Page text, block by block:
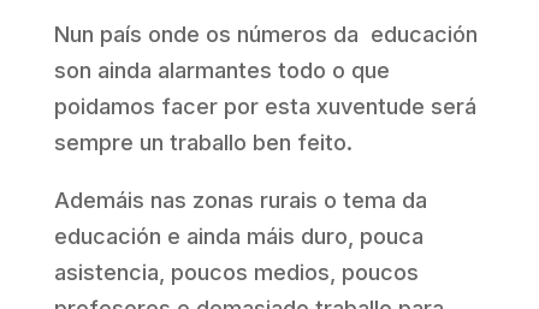
Nun país onde os números da educación
son ainda alarmantes todo o que
poidamos facer por esta xuventude será
sempre un traballo ben feito.
Ademáis nas zonas rurais o tema da
educación e ainda máis duro, pouca
asistencia, poucos medios, poucos